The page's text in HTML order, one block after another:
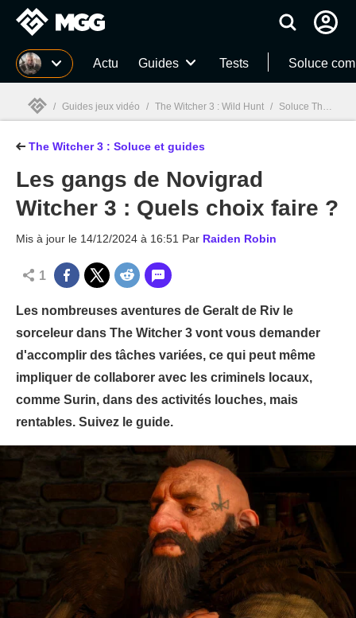
MGG Actu Guides Tests Soluce
MGG
/ Guides jeux vidéo / The Witcher 3 : Wild Hunt / Soluce The Witcher 3 : Quêtes, guides et astuces
The Witcher 3 : Soluce et guides
Les gangs de Novigrad
Witcher 3 : Quels choix faire ?
Mis à jour le 14/12/2024 à 16:51 Par Raiden Robin
1
Les nombreuses aventures de Geralt de Riv le
sorceleur dans The Witcher 3 vont vous demander
d'accomplir des tâches variées, ce qui peut même
impliquer de collaborer avec les criminels locaux,
comme Surin, dans des activités louches, mais
rentables. Suivez le guide.